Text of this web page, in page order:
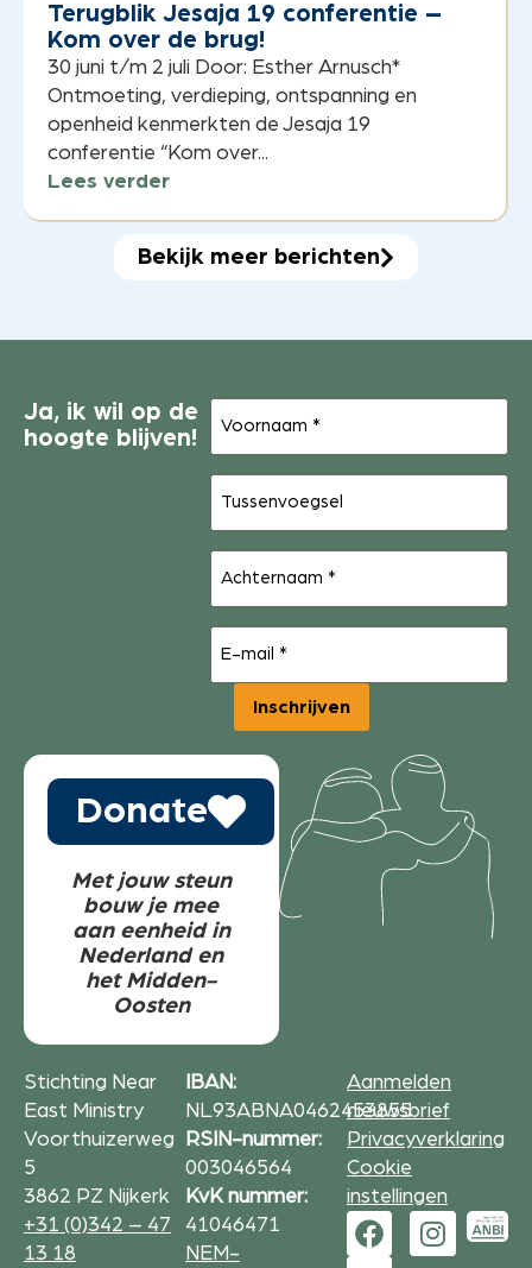
Terugblik Jesaja 19 conferentie –
Kom over de brug!
30 juni t/m 2 juli Door: Esther Arnusch*
Ontmoeting, verdieping, ontspanning en
openheid kenmerkten de Jesaja 19
conferentie “Kom over...
Lees verder
Bekijk meer berichten
Ja, ik wil op de
hoogte blijven!
Voornaam
Tussenvoegsel
Achternaam
E-
mail(Vereist)
Inschrijven
Donate
Met jouw steun
bouw je mee
aan eenheid in
Nederland en
het Midden-
Oosten
Stichting Near
East Ministry
Voorthuizerweg
5
3862 PZ Nijkerk
+31 (0)342 – 47
13 18
IBAN:
NL93ABNA0462453855
RSIN-nummer:
003046564
KvK nummer:
41046471
NEM-
Aanmelden
nieuwsbrief
Privacyverklaring
Cookie
instellingen